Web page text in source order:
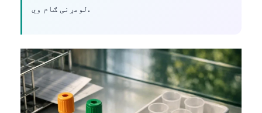
لومړنی ګام وي.